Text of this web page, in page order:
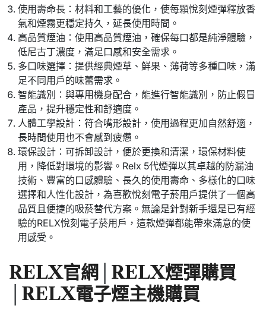
使用壽命長：材料和工藝的優化，使每顆悅刻煙彈釋放香
氣和煙霧更穩定持久，延長使用時間。
高品質煙油：使用高品質煙油，確保每口都是純淨體驗，
低尼古丁濃度，滿足口感和安全需求。
多口味選擇：提供經典煙草、鮮果、薄荷等多種口味，滿
足不同用戶的味蕾需求。
智能識別：與專用機身配合，能進行智能識別，防止假冒
產品，提升穩定性和舒適度。
人體工學設計：符合嘴形設計，使用過程更加自然舒適，
長時間使用也不會感到疲憊。
環保設計：可拆卸設計，便於更換和清潔，環保材料使
用，降低對環境的影響。Relx 5代煙彈以其卓越的防漏油
技術、豐富的口感體驗、長久的使用壽命、多樣化的口味
選擇和人性化設計，為喜歡悅刻電子菸用戶提供了一個高
品質且便捷的吸菸替代方案。無論是針對新手還是已有經
驗的RELX悅刻電子菸用戶，這款煙彈都能帶來滿意的使
用感受。
RELX官網
RELX煙彈購買
RELX電子煙主機購買